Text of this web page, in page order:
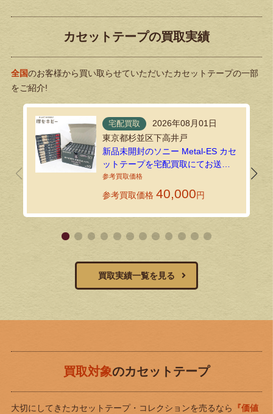
カセットテープの買取実績
全国のお客様から買い取らせていただいたカセットテープの一部
をご紹介!
宅配買取
2026年08月01日
東京都杉並区下高井戸
新品未開封のソニー Metal-ES カセ
ットテープを宅配買取にてお送り
いただきました！
参考買取価格 40,000円
買取実績一覧を見る
買取対象のカセットテープ
大切にしてきたカセットテープ・コレクションを売るなら
『価値